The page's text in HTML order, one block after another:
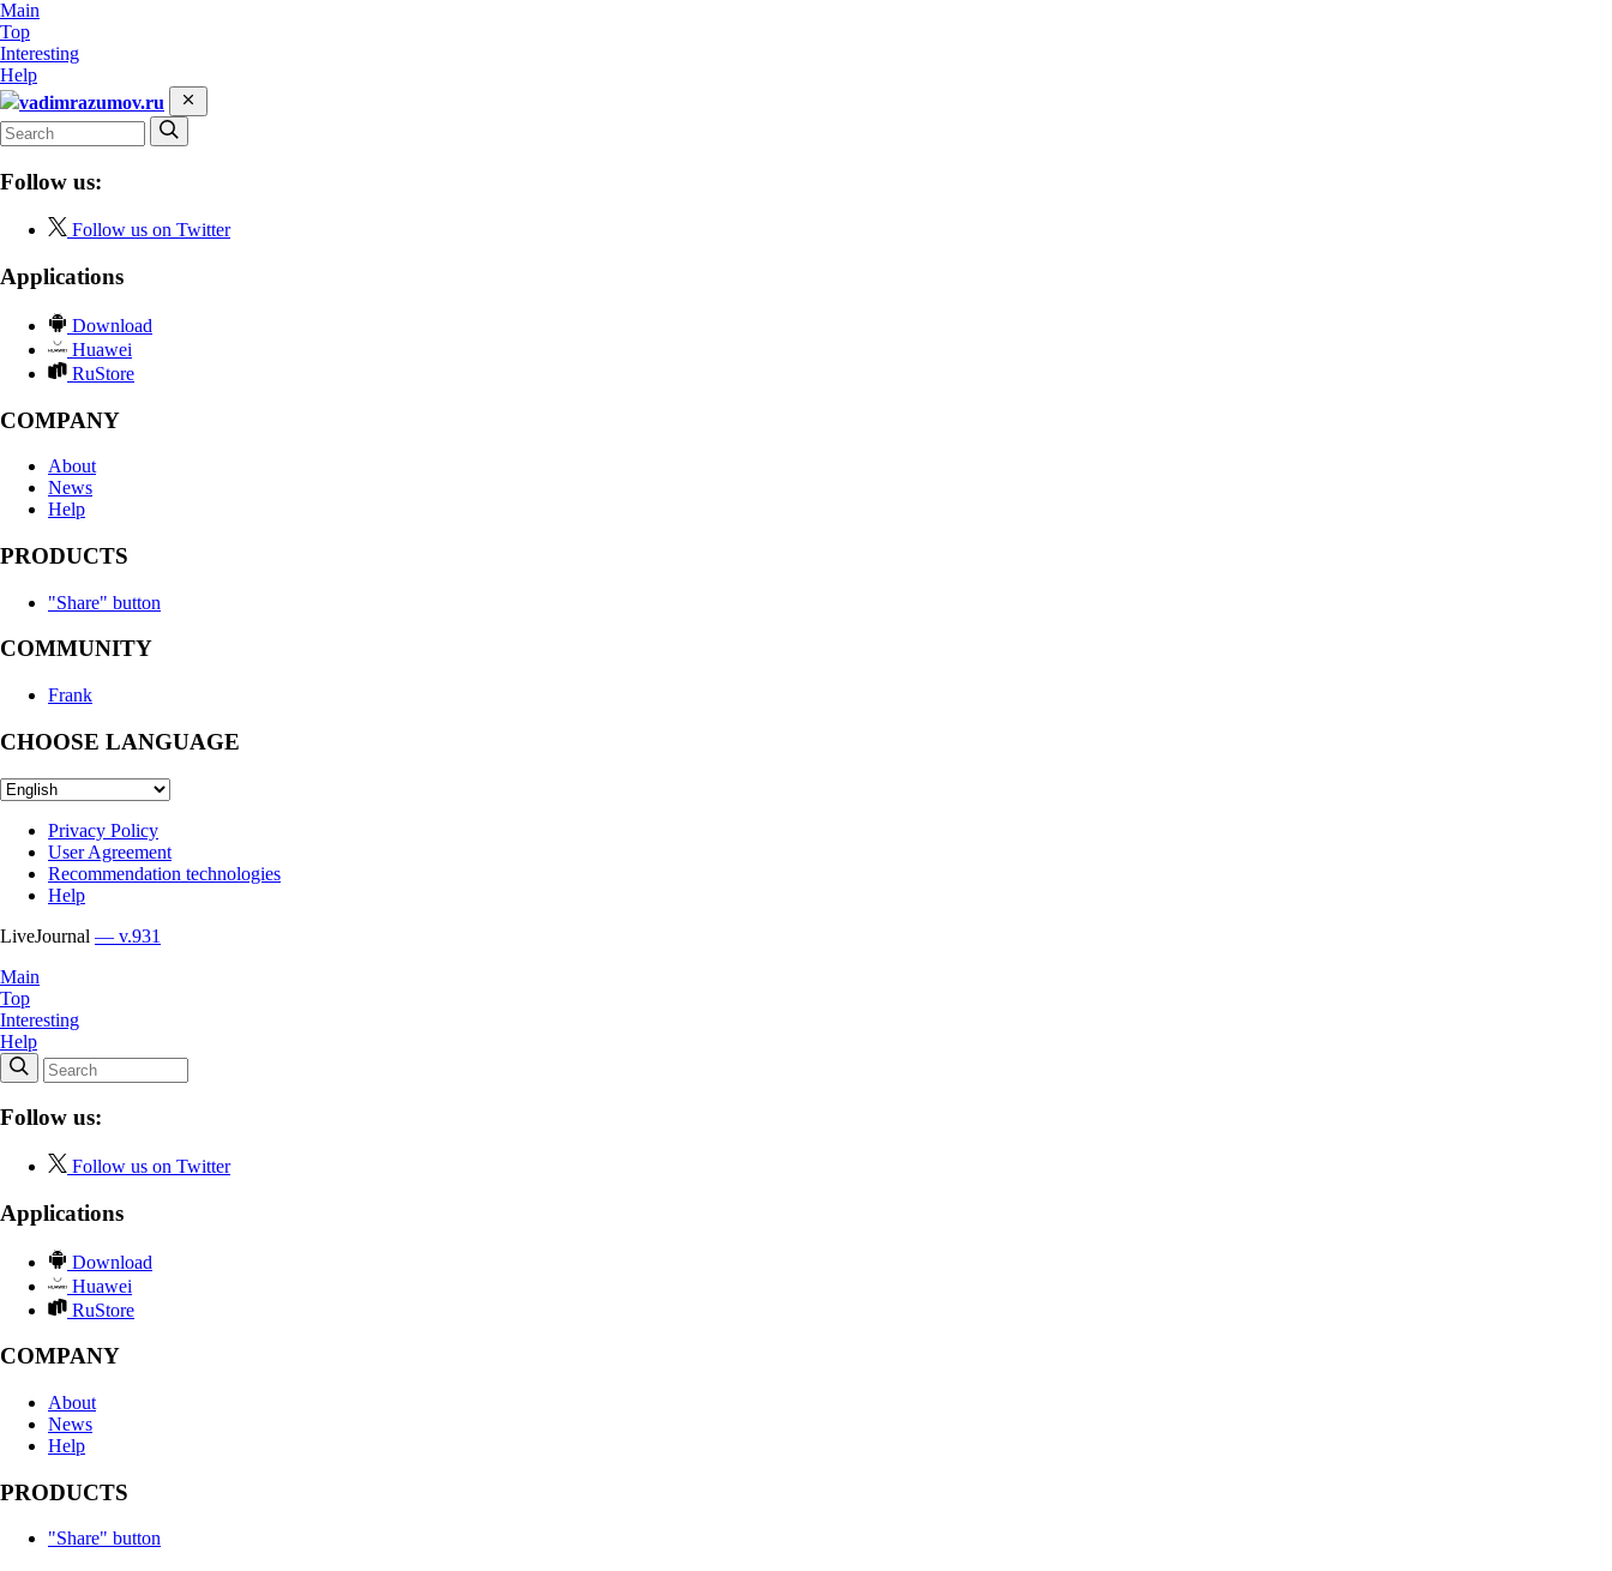
Main
Top
Interesting
Help
vadimrazumov.ru
Follow us:
Follow us on Twitter
Applications
Download
Huawei
RuStore
COMPANY
About
News
Help
PRODUCTS
"Share" button
COMMUNITY
Frank
CHOOSE LANGUAGE
Privacy Policy
User Agreement
Recommendation technologies
Help
LiveJournal — v.931
Main
Top
Interesting
Help
Follow us:
Follow us on Twitter
Applications
Download
Huawei
RuStore
COMPANY
About
News
Help
PRODUCTS
"Share" button